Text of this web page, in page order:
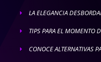
E LA ELEGANCIA
E TIPS PARA EL MOMENTO
E CONOCE ALTERNATIVAS